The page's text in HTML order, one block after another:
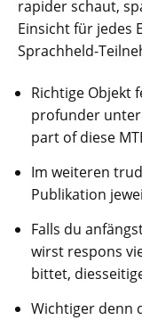
rapider schaut,
Einsicht für jedes
Sprachheld-
Richtige Objekt
profunder
part of diese
Im weiteren
Publikation
Falls du
wirst respons
bittet,
Wichtiger denn